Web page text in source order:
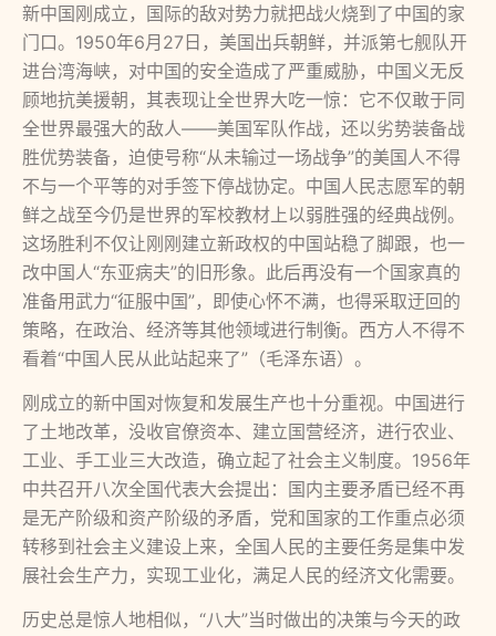
新中国刚成立，国际的敌对势力就把战火烧到了中国的家
门口。1950年6月27日，美国出兵朝鲜，并派第七舰队开
进台湾海峡，对中国的安全造成了严重威胁，中国义无反
顾地抗美援朝，其表现让全世界大吃一惊：它不仅敢于同
全世界最强大的敌人——美国军队作战，还以劣势装备战
胜优势装备，迫使号称“从未输过一场战争”的美国人不得
不与一个平等的对手签下停战协定。中国人民志愿军的朝
鲜之战至今仍是世界的军校教材上以弱胜强的经典战例。
这场胜利不仅让刚刚建立新政权的中国站稳了脚跟，也一
改中国人“东亚病夫”的旧形象。此后再没有一个国家真的
准备用武力“征服中国”，即使心怀不满，也得采取迂回的
策略，在政治、经济等其他领域进行制衡。西方人不得不
看着“中国人民从此站起来了”（毛泽东语）。
刚成立的新中国对恢复和发展生产也十分重视。中国进行
了土地改革，没收官僚资本、建立国营经济，进行农业、
工业、手工业三大改造，确立起了社会主义制度。1956年
中共召开八次全国代表大会提出：国内主要矛盾已经不再
是无产阶级和资产阶级的矛盾，党和国家的工作重点必须
转移到社会主义建设上来，全国人民的主要任务是集中发
展社会生产力，实现工业化，满足人民的经济文化需要。
历史总是惊人地相似，“八大”当时做出的决策与今天的政